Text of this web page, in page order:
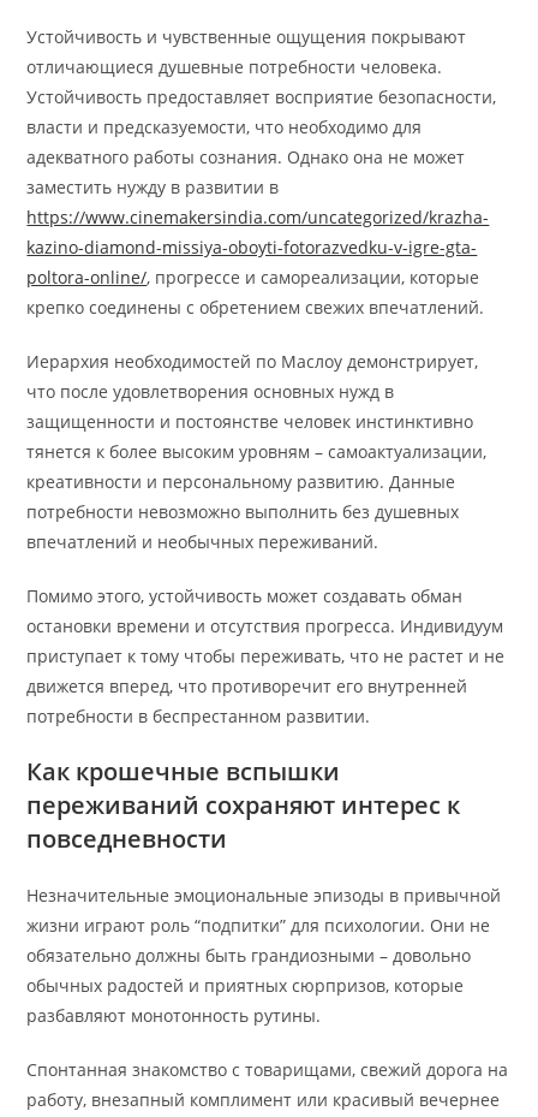
Устойчивость и чувственные ощущения покрывают
отличающиеся душевные потребности человека.
Устойчивость предоставляет восприятие безопасности,
власти и предсказуемости, что необходимо для
адекватного работы сознания. Однако она не может
заместить нужду в развитии в
https://www.cinemakersindia.com/uncategorized/krazha-
kazino-diamond-missiya-oboyti-fotorazvedku-v-igre-gta-
poltora-online/, прогрессе и самореализации, которые
крепко соединены с обретением свежих впечатлений.
Иерархия необходимостей по Маслоу демонстрирует,
что после удовлетворения основных нужд в
защищенности и постоянстве человек инстинктивно
тянется к более высоким уровням – самоактуализации,
креативности и персональному развитию. Данные
потребности невозможно выполнить без душевных
впечатлений и необычных переживаний.
Помимо этого, устойчивость может создавать обман
остановки времени и отсутствия прогресса. Индивидуум
приступает к тому чтобы переживать, что не растет и не
движется вперед, что противоречит его внутренней
потребности в беспрестанном развитии.
Как крошечные вспышки
переживаний сохраняют интерес к
повседневности
Незначительные эмоциональные эпизоды в привычной
жизни играют роль “подпитки” для психологии. Они не
обязательно должны быть грандиозными – довольно
обычных радостей и приятных сюрпризов, которые
разбавляют монотонность рутины.
Спонтанная знакомство с товарищами, свежий дорога на
работу, внезапный комплимент или красивый вечернее